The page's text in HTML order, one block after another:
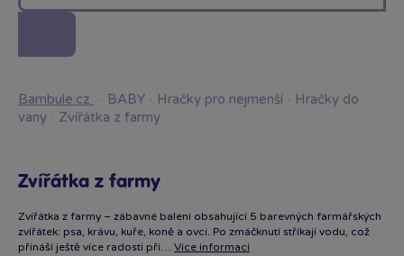
Baby Značky
Bambule.cz · BABY · Hračky pro nejmenší · Hračky do
vany · Zvířátka z farmy
Zvířátka z farmy
Zvířátka z farmy – zábavné balení obsahující 5 barevných farmářských
zvířátek: psa, krávu, kuře, koně a ovci. Po zmáčknutí stříkají vodu, což
přináší ještě více radosti při… Více informací